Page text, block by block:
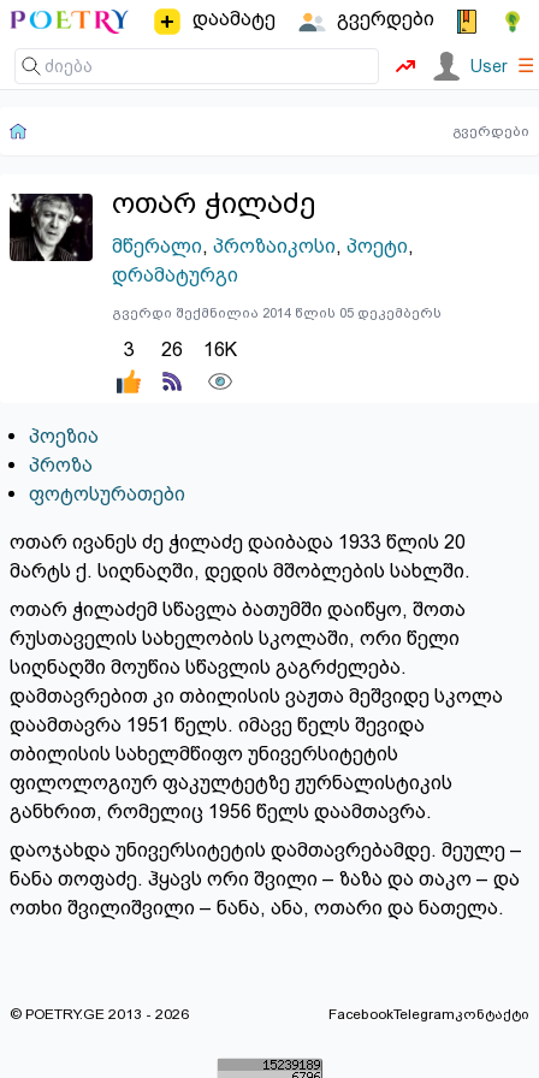
დაამატე გვერდები
User ☰
გვერდები
ოთარ ჭილაძე
მწერალი,პროზაიკოსი,პოეტი,
დრამატურგი
გვერდი შექმნილია 2014 წლის 05 დეკემბერს
3 26 16K
პოეზია
პროზა
ფოტოსურათები
ოთარ ივანეს ძე ჭილაძე დაიბადა 1933 წლის 20
მარტს ქ. სიღნაღში, დედის მშობლების სახლში.
ოთარ ჭილაძემ სწავლა ბათუმში დაიწყო, შოთა
რუსთაველის სახელობის სკოლაში, ორი წელი
სიღნაღში მოუწია სწავლის გაგრძელება.
დამთავრებით კი თბილისის ვაჟთა მეშვიდე სკოლა
დაამთავრა 1951 წელს. იმავე წელს შევიდა
თბილისის სახელმწიფო უნივერსიტეტის
ფილოლოგიურ ფაკულტეტზე ჟურნალისტიკის
განხრით, რომელიც 1956 წელს დაამთავრა.
დაოჯახდა უნივერსიტეტის დამთავრებამდე. მეულე –
ნანა თოფაძე. ჰყავს ორი შვილი – ზაზა და თაკო – და
ოთხი შვილიშვილი – ნანა, ანა, ოთარი და ნათელა.
© POETRY.GE 2013 - 2026 FacebookTelegramკონტაქტი